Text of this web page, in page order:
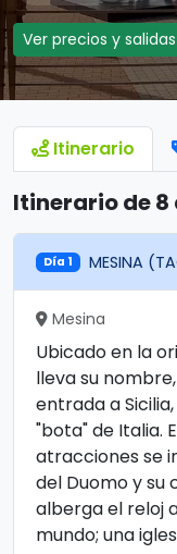
Ver precios y salidas
Itinerario
Itinerario de 8
Día 1 MESINA
Mesina
Ubicado en la
lleva su
entrada a
"bota" de Italia.
atracciones se
del Duomo y su
alberga el reloj
mundo; una